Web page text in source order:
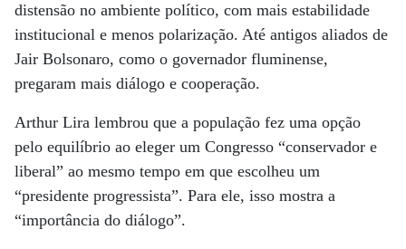
distensão no ambiente político, com mais estabilidade
institucional e menos polarização. Até antigos aliados de
Jair Bolsonaro, como o governador fluminense,
pregaram mais diálogo e cooperação.
Arthur Lira lembrou que a população fez uma opção
pelo equilíbrio ao eleger um Congresso “conservador e
liberal” ao mesmo tempo em que escolheu um
“presidente progressista”. Para ele, isso mostra a
“importância do diálogo”.